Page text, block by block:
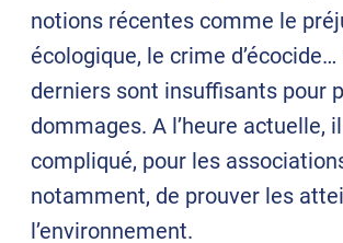
notions récentes comme le
écologique, le crime
derniers sont insuffisants pour
dommages. A l’heure actuelle,
compliqué, pour les
notamment, de prouver les
l’environnement.